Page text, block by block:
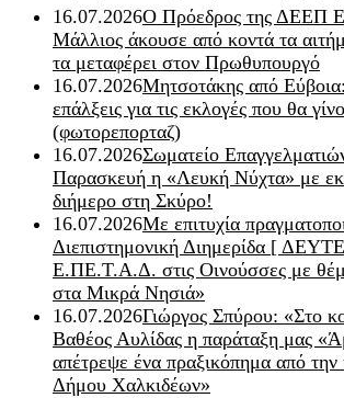
16.07.2026Ο Πρόεδρος της ΔΕΕΠ
Μάλλιος άκουσε από κοντά τα
τα μεταφέρει στον Πρωθυπουργό
16.07.2026Μητσοτάκης από
επάλξεις για τις εκλογές που θα
(φωτορεπορταζ)
16.07.2026Σωματείο
Παρασκευή η «Λευκή Νύχτα» με
διήμερο στη Σκύρο!
16.07.2026Με επιτυχία
Διεπιστημονική Διημερίδα [
Ε.ΠΕ.Τ.Α.Δ. στις Οινούσσες με
στα Μικρά Νησιά»
16.07.2026Γιώργος Σπύρου: «Στο
Βαθέος Αυλίδας η παράταξη μας
απέτρεψε ένα πραξικόπημα από
Δήμου Χαλκιδέων»